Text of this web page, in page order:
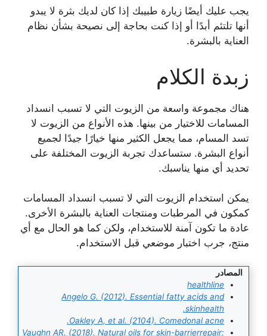
يجب عليك أيضًا زيارة طبيبك إذا كان لديك بثرة لا يبدو
أنها تلتئم أبدًا أو إذا كنت بحاجة إلى نصيحة بشأن نظام
العناية بالبشرة.
زبدة الكلام
هناك مجموعة واسعة من الزيوت التي لا تسبب انسداد
المسامات للاختيار من بينها. هذه الأنواع من الزيوت لا
تسد المسام، مما يجعل الكثير منها خيارًا جيدًا لجميع
أنواع البشرة. ستساعدك تجربة الزيوت المختلفة على
تحديد أي منها يناسبك.
يمكن استخدام الزيوت التي لا تسبب انسداد المسامات
كمكون في المرطبات ومنتجات العناية بالبشرة الأخرى.
عادة ما تكون آمنة للاستخدام، ولكن كما هو الحال مع أي
منتج، جرب اختبار موضعي قبل الاستخدام.
المصادر
healthline
Angelo G. (2012). Essential fatty acids and
skinhealth.
Oakley A, et al. (2104). Comedonal acne.
Vaughn AR. (2018). Natural oils for skin-barrierrepair: